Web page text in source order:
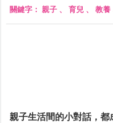
關鍵字： 親子 、 育兒 、 教養
親子生活間的小對話，都